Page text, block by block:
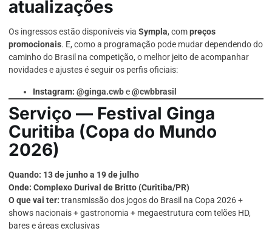
atualizações
Os ingressos estão disponíveis via Sympla, compreços
promocionais. E, como a programação pode mudar dependendo do
caminho do Brasil na competição, o melhor jeito de acompanhar
novidades e ajustes é seguir os perfis oficiais:
Instagram: @ginga.cwbe@cwbbrasil
Serviço — Festival Ginga
Curitiba (Copa do Mundo
2026)
Quando: 13 de junho a 19 de julho
Onde: Complexo Durival de Britto (Curitiba/PR)
O que vai ter: transmissão dos jogos do Brasil na Copa 2026 +
shows nacionais + gastronomia + megaestrutura com telões HD,
bares e áreas exclusivas